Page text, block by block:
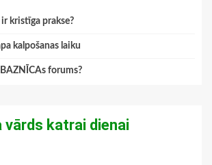
kristīga prakse?
kalpošanas laiku
forums?
vārds katrai dienai